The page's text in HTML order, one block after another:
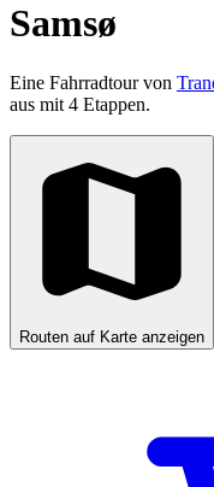
Samsø
Eine Fahrradtour von
aus mit 4 Etappen.
Routen auf Karte anzeigen